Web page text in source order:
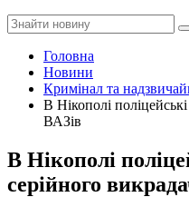
Головна
Новини
Кримінал та
В Нікополі
ВАЗів
В Нікополі
серійного